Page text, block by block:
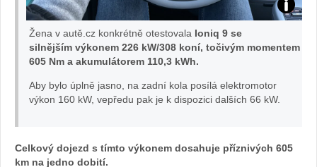
Test
Žena v autě.cz konkrétně otestovala Ioniq 9 se
silnějším výkonem 226 kW/308 koní, točivým momentem
605 Nm a akumulátorem 110,3 kWh.
Aby bylo úplně jasno, na zadní kola posílá elektromotor
výkon 160 kW, vepředu pak je k dispozici dalších 66 kW.
Celkový dojezd s tímto výkonem dosahuje příznivých 605
km na jedno dobití.